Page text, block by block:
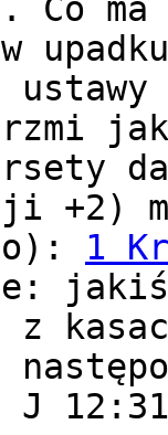
Co
w
+2)
1
jakiś
z
J